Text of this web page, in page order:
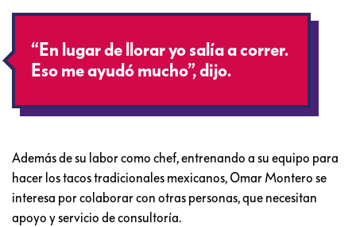
“En lugar de llorar yo salía a correr.
Eso me ayudó mucho”, dijo.
Además de su labor como chef, entrenando a su equipo para
hacer los tacos tradicionales mexicanos, Omar Montero se
interesa por colaborar con otras personas, que necesitan
apoyo y servicio de consultoría.